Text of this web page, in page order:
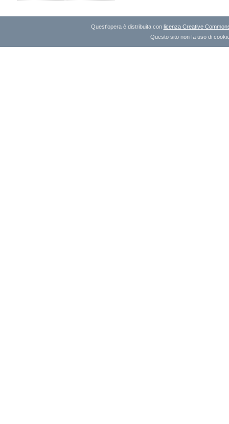
Quest'opera è distribuita con licenza Creative
Questo sito non fa uso di